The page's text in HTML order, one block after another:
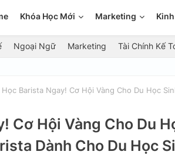
Khóa Học Mới Marketing
Ngoại Ngữ Marketing Tài Chính Kế
Học Barista Ngay! Cơ Hội Vàng Cho Du Học
Cơ Hội Vàng Cho Du
Dành Cho Du Học